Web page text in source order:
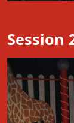
Session